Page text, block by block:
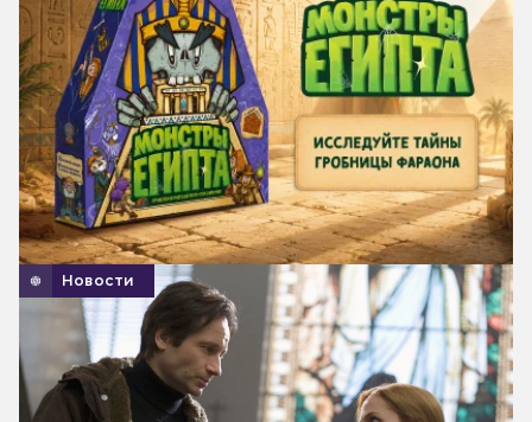
Новости